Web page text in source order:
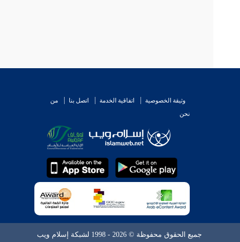
وثيقة الخصوصية اتفاقية الخدمة اتصل بنا
من
نحن
جميع الحقوق محفوظة © 2026 - 1998 لشبكة إسلام ويب